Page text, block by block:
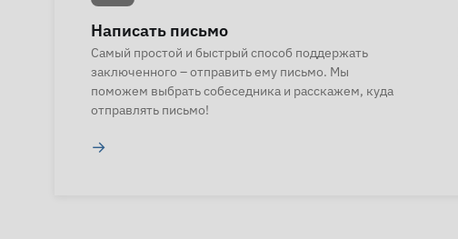
Написать письмо
Самый простой и быстрый способ поддержать
заключенного – отправить ему письмо. Мы
поможем выбрать собеседника и расскажем, куда
отправлять письмо!
→